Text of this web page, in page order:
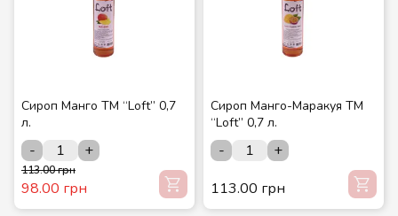
Сироп Манго ТМ “Loft” 0,7
л.
- +
113.00 грн
98.00 грн
Сироп Манго-Маракуя ТМ
“Loft” 0,7 л.
-
+
113.00 грн